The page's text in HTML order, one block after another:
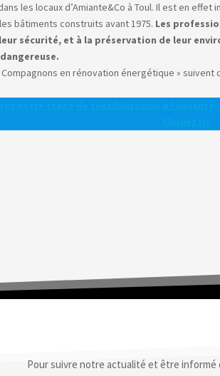
les locaux d’Amiante&Co à Toul. Il est en effet
bâtiments construits avant 1975. Les
sécurité, et à la préservation de leur
en rénovation énergétique » suivent
Pour suivre notre actualité et être informé